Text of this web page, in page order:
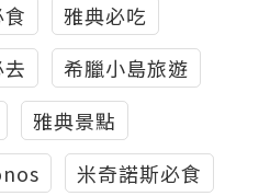
雅典必吃
希臘小島旅遊
雅典景點
米奇諾斯必食